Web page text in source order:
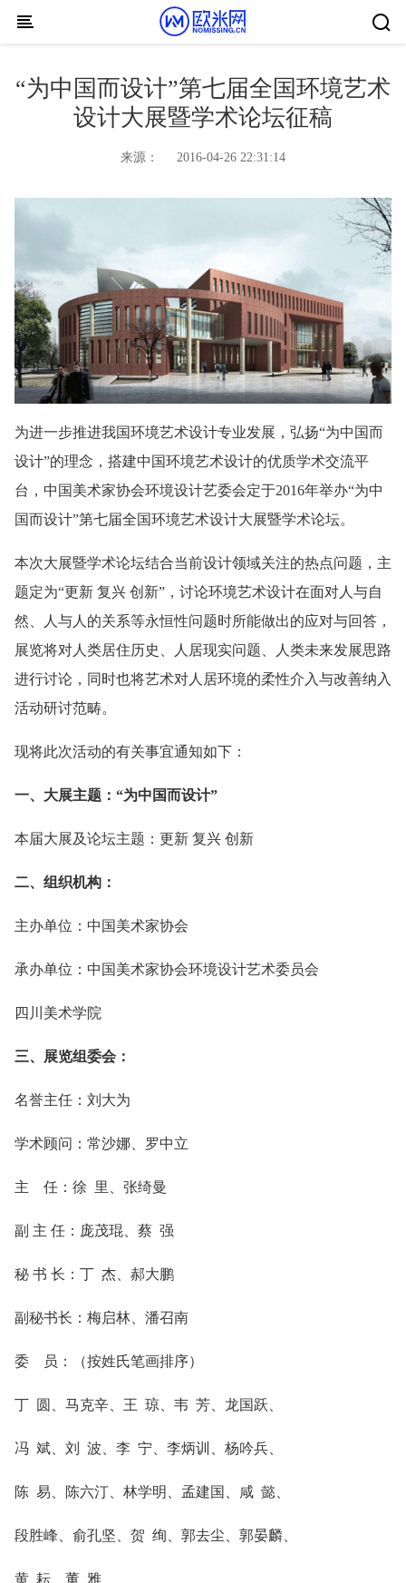
Skip to content
“为中国而设计”第七届全国环境艺术
设计大展暨学术论坛征稿
来源： 2016-04-26 22:31:14
为进一步推进我国环境艺术设计专业发展，弘扬“为中国而
设计”的理念，搭建中国环境艺术设计的优质学术交流平
台，中国美术家协会环境设计艺委会定于2016年举办“为中
国而设计”第七届全国环境艺术设计大展暨学术论坛。
本次大展暨学术论坛结合当前设计领域关注的热点问题，主
题定为“更新 复兴 创新”，讨论环境艺术设计在面对人与自
然、人与人的关系等永恒性问题时所能做出的应对与回答，
展览将对人类居住历史、人居现实问题、人类未来发展思路
进行讨论，同时也将艺术对人居环境的柔性介入与改善纳入
活动研讨范畴。
现将此次活动的有关事宜通知如下：
一、大展主题：“为中国而设计”
本届大展及论坛主题：更新 复兴 创新
二、组织机构：
主办单位：中国美术家协会
承办单位：中国美术家协会环境设计艺术委员会
四川美术学院
三、展览组委会：
名誉主任：刘大为
学术顾问：常沙娜、罗中立
主 任：徐 里、张绮曼
副 主 任：庞茂琨、蔡 强
秘 书 长：丁 杰、郝大鹏
副秘书长：梅启林、潘召南
委 员：（按姓氏笔画排序）
丁 圆、马克辛、王 琼、韦 芳、龙国跃、
冯 斌、刘 波、李 宁、李炳训、杨吟兵、
陈 易、陈六汀、林学明、孟建国、咸 懿、
段胜峰、俞孔坚、贺 绚、郭去尘、郭晏麟、
黄 耘、董 雅